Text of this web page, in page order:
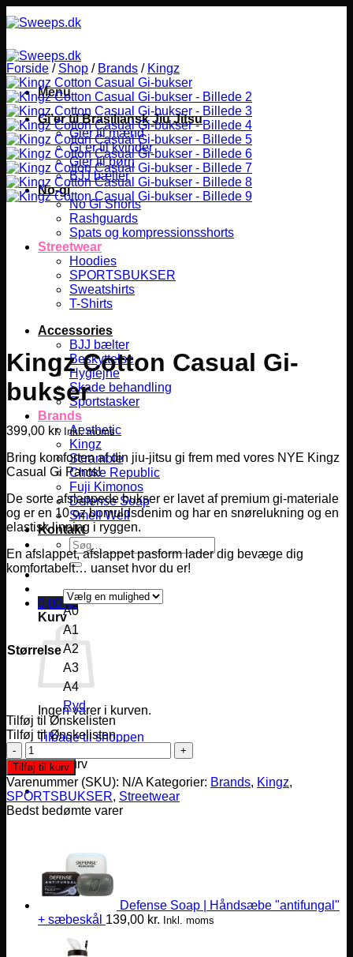
til
Menu
Gi’er til Brasiliansk Jiu Jitsu
Gier til mænd
Gi’er til kvinder
Gier til børn
BJJ bælter
No-gi
No Gi Shorts
Rashguards
Spats og kompressionsshorts
Streetwear
Hoodies
SPORTSBUKSER
Sweatshirts
T-Shirts
Accessories
BJJ bælter
Beskyttelse
Hygiejne
Skade behandling
Sportstasker
Brands
Aesthetic
Kingz
Scramble
Choke Republic
Fuji Kimonos
Defense Soap
Smell Well
Kontakt
Søg
efter:
0,00kr.
Kurv
Ingen varer i kurven.
Tilbage til shoppen
Varekurv
Forside / Shop / Brands / Kingz
Kingz Cotton Casual Gi-
bukser
399,00 kr. Inkl. moms
Bring komforten af ​​din jiu-jitsu gi frem med vores NYE ​​Kingz
Casual Gi Pants!
De sorte afslappede bukser er lavet af premium gi-materiale
og er en 10 oz bomuldsdenim og har en snørelukning og en
elastisk linning i ryggen.
En afslappet, afslappet pasform lader dig bevæge dig
komfortabelt… uanset hvor du er!
Størrelse
A0
A1
A2
A3
A4
Ryd
Tilføj til Ønskelisten
Tilføj til Ønskelisten
Kingz
Cotton
Casual
Gi-
bukser
antal
Tilføj til kurv
Varenummer (SKU): N/A Kategorier: Brands, Kingz,
SPORTSBUKSER, Streetwear
Bedst bedømte varer
Defense Soap | Håndsæbe "antifungal"
+ sæbeskål 139,00 kr. Inkl. moms